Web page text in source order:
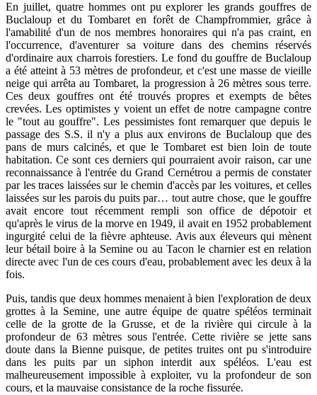
En juillet, quatre hommes ont pu explorer les grands gouffres de
Buclaloup et du Tombaret en forêt de Champfrommier, grâce à
l'amabilité d'un de nos membres honoraires qui n'a pas craint, en
l'occurrence, d'aventurer sa voiture dans des chemins réservés
d'ordinaire aux charrois forestiers. Le fond du gouffre de Buclaloup
a été atteint à 53 mètres de profondeur, et c'est une masse de vieille
neige qui arrêta au Tombaret, la progression à 26 mètres sous terre.
Ces deux gouffres ont été trouvés propres et exempts de bêtes
crevées. Les optimistes y voient un effet de notre campagne contre
le "tout au gouffre". Les pessimistes font remarquer que depuis le
passage des S.S. il n'y a plus aux environs de Buclaloup que des
pans de murs calcinés, et que le Tombaret est bien loin de toute
habitation. Ce sont ces derniers qui pourraient avoir raison, car une
reconnaissance à l'entrée du Grand Cernétrou a permis de constater
par les traces laissées sur le chemin d'accès par les voitures, et celles
laissées sur les parois du puits par… tout autre chose, que le gouffre
avait encore tout récemment rempli son office de dépotoir et
qu'après le virus de la morve en 1949, il avait en 1952 probablement
ingurgité celui de la fièvre aphteuse. Avis aux éleveurs qui mènent
leur bétail boire à la Semine ou au Tacon le charnier est en relation
directe avec l'un de ces cours d'eau, probablement avec les deux à la
fois.
Puis, tandis que deux hommes menaient à bien l'exploration de deux
grottes à la Semine, une autre équipe de quatre spéléos terminait
celle de la grotte de la Grusse, et de la rivière qui circule à la
profondeur de 63 mètres sous l'entrée. Cette rivière se jette sans
doute dans la Bienne puisque, de petites truites ont pu s'introduire
dans les puits par un siphon interdit aux spéléos. L'eau est
malheureusement impossible à exploiter, vu la profondeur de son
cours, et la mauvaise consistance de la roche fissurée.